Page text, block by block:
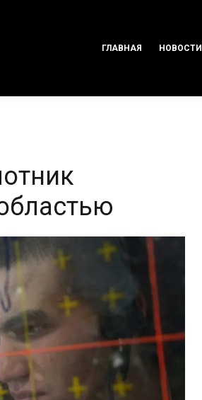
ГЛАВНАЯ НОВОСТИ